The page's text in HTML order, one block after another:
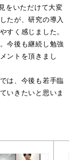
をいただけて大変
たが、研究の導入
すく感じました。
今後も継続し勉強
ントを頂きまし
は、今後も若手臨
いきたいと思いま